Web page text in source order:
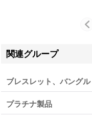
関連グループ
ブレスレット、バングル
プラチナ製品